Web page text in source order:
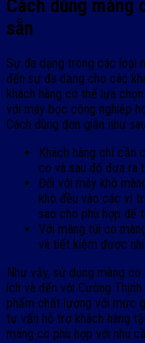
Cách dùng màng
sẵn
Sự đa dạng trong các loại
đến sự đa dạng cho các
khách hàng có thể lựa
với máy bọc công nghiệp
Cách dùng đơn giản như
Khách hàng chỉ cần
co và sau đó đưa ra
Đối với máy khò
khò đều vào các vị
sao cho phù hợp để
Với màng túi co
và tiết kiệm được
Như vậy, sử dụng màng
ích và đến với Cường
phẩm chất lượng với mức
tư vấn hỗ trợ khách hàng
màng co phù hợp với nhu